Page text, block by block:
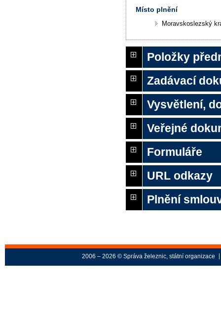
Místo plnění
Moravskoslezský
Položky
Zadávací
Vysvětlení,
Veřejné
Formuláře
URL odkazy
Plnění
2006 – 2026 © Správa železnic, státní organizace